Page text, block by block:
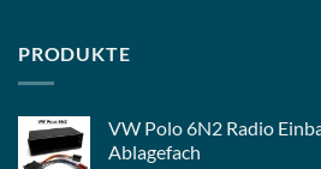
PRODUKTE
VW Polo 6N2 Radio
Ablagefach